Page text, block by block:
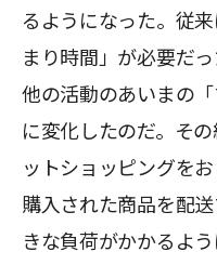
るようになった。従
まり時間」が必要だ
他の活動のあいまの
に変化したのだ。そ
ットショッピングを
購入された商品を配
きな負荷がかかるよ